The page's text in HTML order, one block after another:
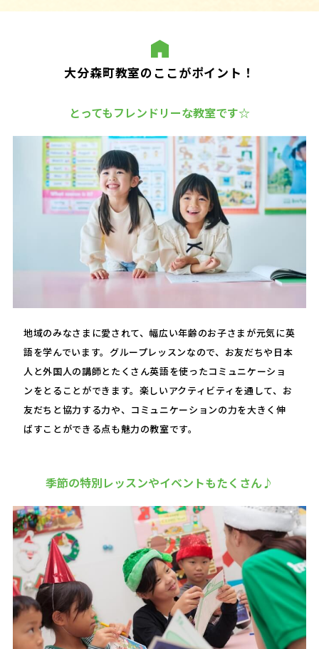
大分森町教室のここがポイント！
とってもフレンドリーな教室です☆
地域のみなさまに愛されて、幅広い年齢のお子さまが元気に英
語を学んでいます。グループレッスンなので、お友だちや日本
人と外国人の講師とたくさん英語を使ったコミュニケーショ
ンをとることができます。楽しいアクティビティを通して、お
友だちと協力する力や、コミュニケーションの力を大きく伸
ばすことができる点も魅力の教室です。
季節の特別レッスンやイベントもたくさん♪